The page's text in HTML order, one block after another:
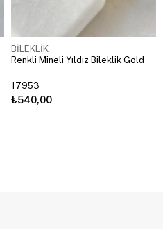
BİLEKLİK
Renkli Mineli Yıldız Bileklik Gold
17953
₺540,00